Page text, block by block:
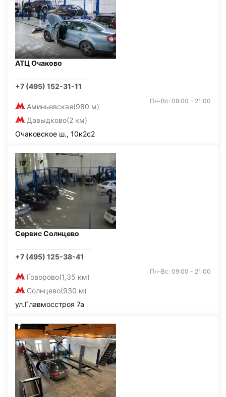
АТЦ Очаково
+7 (495) 152-31-11
Аминьевская(980 м)
Давыдково(2 км)
Пн-Вс: 09:00 - 21:00
Очаковское ш., 10к2с2
Сервис Солнцево
+7 (495) 125-38-41
Говорово(1,35 км)
Солнцево(930 м)
Пн-Вс: 09:00 - 21:00
ул.Главмосстроя 7а